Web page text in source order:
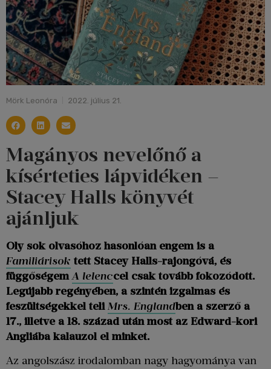
Mörk Leonóra 2022. július 21.
Magányos nevelőnő a
kísérteties lápvidéken –
Stacey Halls könyvét
ajánljuk
Oly sok olvasóhoz hasonlóan engem is a
Familiárisok tett Stacey Halls-rajongóvá, és
függőségemA lelenccel csak tovább fokozódott.
Legújabb regényében, a szintén izgalmas és
feszültségekkel teliMrs. Englandben a szerző a
17., illetve a 18. század után most az Edward-kori
Angliába kalauzol el minket.
Az angolszász irodalomban nagy hagyománya van